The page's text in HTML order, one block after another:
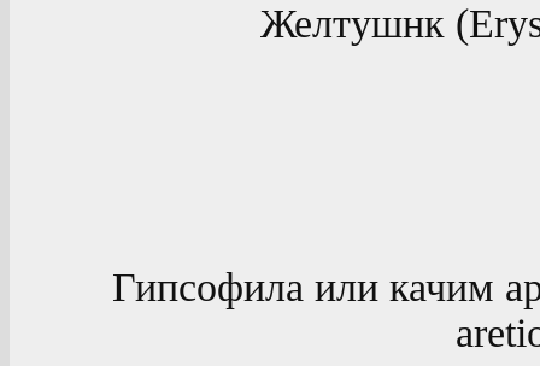
Желтушнк
Гипсофила или качим